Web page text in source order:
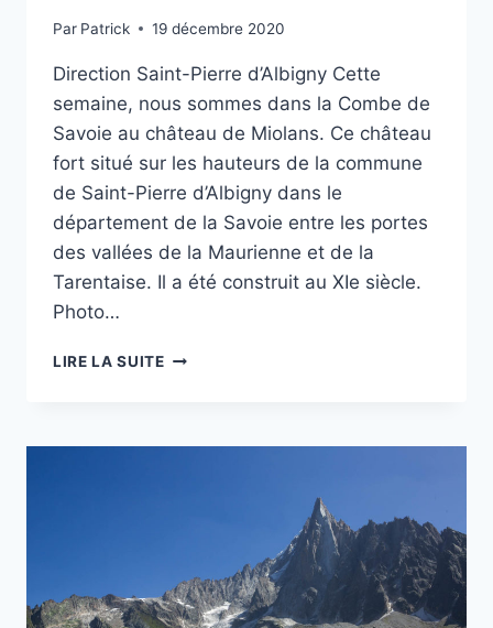
Par Patrick 19 décembre 2020
Direction Saint-Pierre d’Albigny Cette
semaine, nous sommes dans la Combe de
Savoie au château de Miolans. Ce château
fort situé sur les hauteurs de la commune
de Saint-Pierre d’Albigny dans le
département de la Savoie entre les portes
des vallées de la Maurienne et de la
Tarentaise. Il a été construit au XIe siècle.
Photo…
LIRE LA SUITEPROJET
–
COMBE
DE